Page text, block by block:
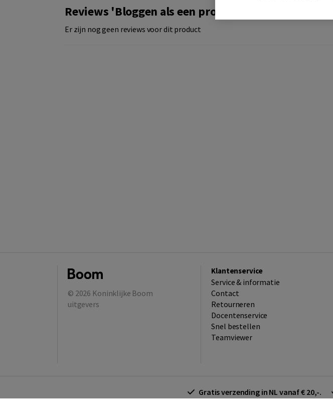
Reviews 'Bloggen als een pro'
Er zijn nog geen reviews voor dit product
© 2026 Koninklijke Boom
uitgevers
Klantenservice
Service & informatie
Contact
Retourneren
Docentenservice
Snel bestellen
Teamviewer
Gratis verzending in NL vanaf € 20,-.